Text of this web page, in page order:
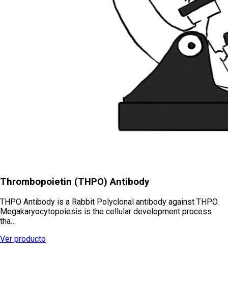
Thrombopoietin (THPO) Antibody
THPO Antibody is a Rabbit Polyclonal antibody against THPO.
Megakaryocytopoiesis is the cellular development process
tha…
Ver producto